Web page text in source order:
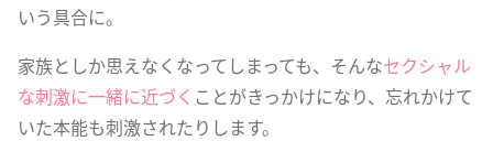
いう具合に。
家族としか思えなくなってしまっても、そんなセクシャル
な刺激に一緒に近づく ことがきっかけになり、忘れかけて
いた本能も刺激されたりします。